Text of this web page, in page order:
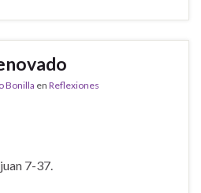
Bonilla en Reflexiones
7-37.